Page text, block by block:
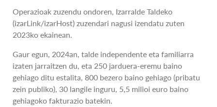
Operazioak zuzendu ondoren, Izarralde Taldeko
(izarLink/izarHost) zuzendari nagusi izendatu zuten
2023ko ekainean.
Gaur egun, 2024an, talde independente eta familiarra
izaten jarraitzen du, eta 250 jarduera-eremu baino
gehiago ditu estalita, 800 bezero baino gehiago (pribatu
zein publiko), 30 langile inguru, 5,5 milioi euro baino
gehiagoko fakturazio batekin.